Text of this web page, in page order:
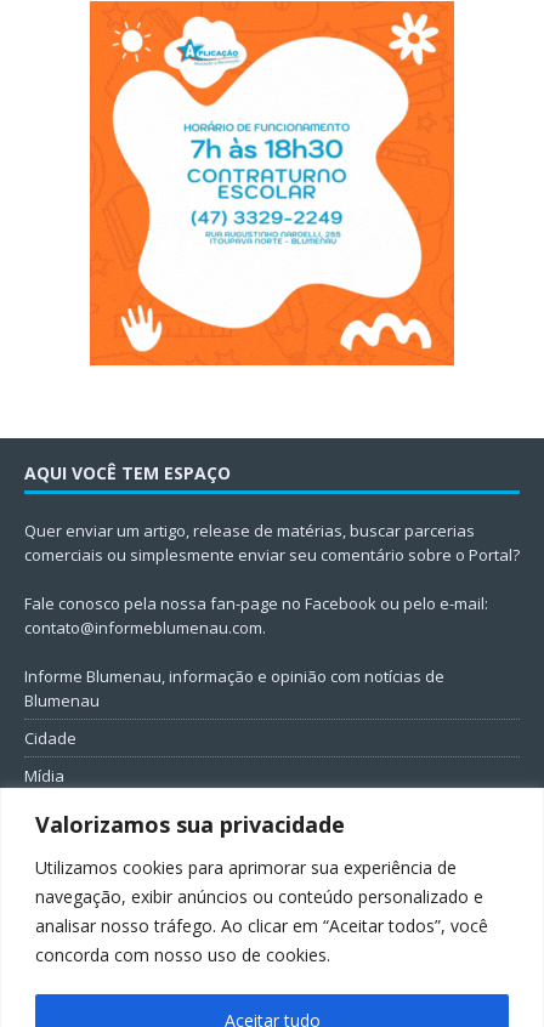
Valorizamos sua privacidade
Utilizamos cookies para aprimorar sua experiência de
navegação, exibir anúncios ou conteúdo personalizado e
analisar nosso tráfego. Ao clicar em “Aceitar todos”, você
concorda com nosso uso de cookies.
Aceitar tudo
AQUI VOCÊ TEM ESPAÇO
Quer enviar um artigo, release de matérias, buscar parcerias
comerciais ou simplesmente enviar seu comentário sobre o Portal?
Fale conosco pela nossa fan-page no Facebook ou pelo e-mail:
contato@informeblumenau.com.
Informe Blumenau, informação e opinião com notícias de
Blumenau
Cidade
Mídia
Entretenimento